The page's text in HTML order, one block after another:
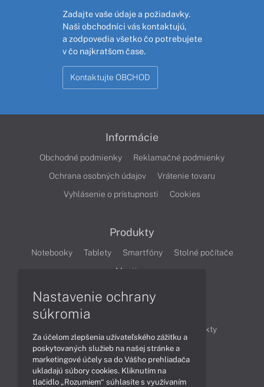
Zadajte vaše údaje a požiadavky.
Naši obchodníci vás kontaktujú,
a zodpovedia všetko čo potrebujete
v čo najkratšom čase.
Kontaktujte OBCHOD
Informácie
Obchodné podmienky
Reklamačné podmienky
Ochrana osobných údajov
Vrátenie tovaru
Vyhlásenie o prístupnosti
Cookies
Produkty
Notebooky Tablety Smartfóny
Stolné počítače
Monitory
Produkty
Technológie
Videá
Nastavenie ochrany
súkromia
Za účelom zlepšenia užívateľského zážitku a
poskytovaných služieb na našej stránke a
marketingové účely sa do Vášho prehliadača
ukladajú súbory cookies. Kliknutím na
tlačidlo „Rozumiem“ súhlasíte s využívaním